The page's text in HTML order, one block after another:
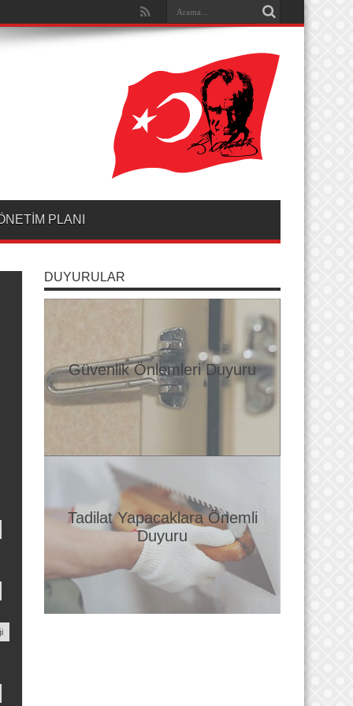
PLANI
DUYURULAR
Güvenlik Önlemleri Duyuru
Tadilat Yapacaklara Önemli
Duyuru